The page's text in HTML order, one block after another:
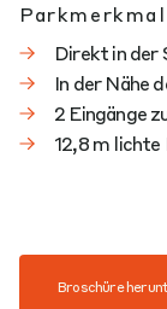
Direkt in der
In der Nähe
2 Eingänge
12,8 m lichte
Broschüre